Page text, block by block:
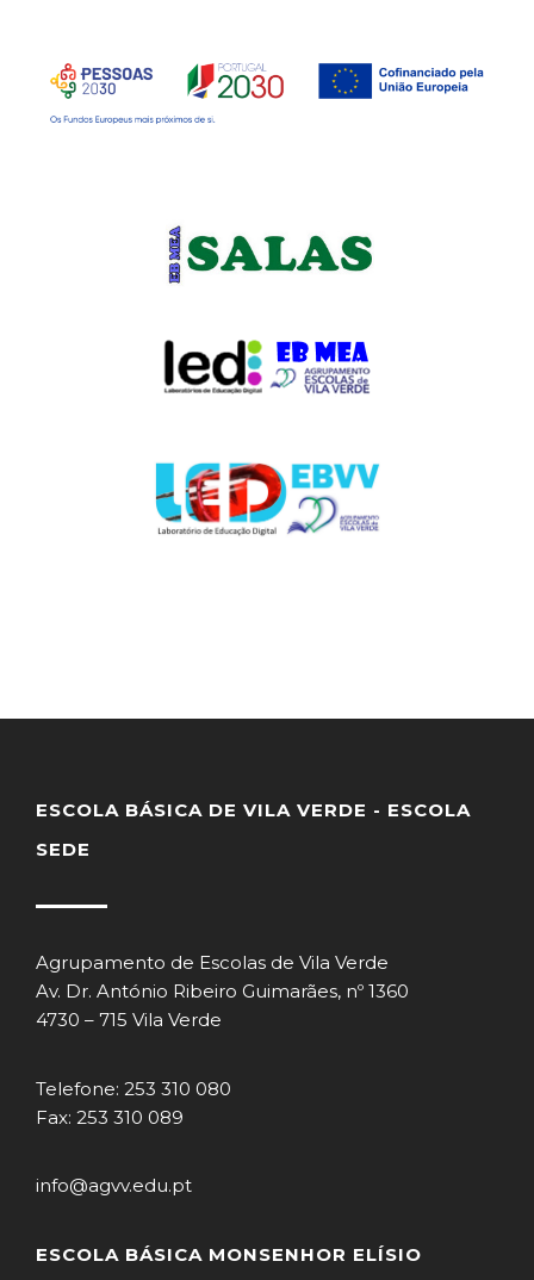
ESCOLA BÁSICA DE VILA VERDE - ESCOLA
SEDE
Agrupamento de Escolas de Vila Verde
Av. Dr. António Ribeiro Guimarães, nº 1360
4730 – 715 Vila Verde
Telefone: 253 310 080
Fax: 253 310 089
info@agvv.edu.pt
ESCOLA BÁSICA MONSENHOR ELÍSIO